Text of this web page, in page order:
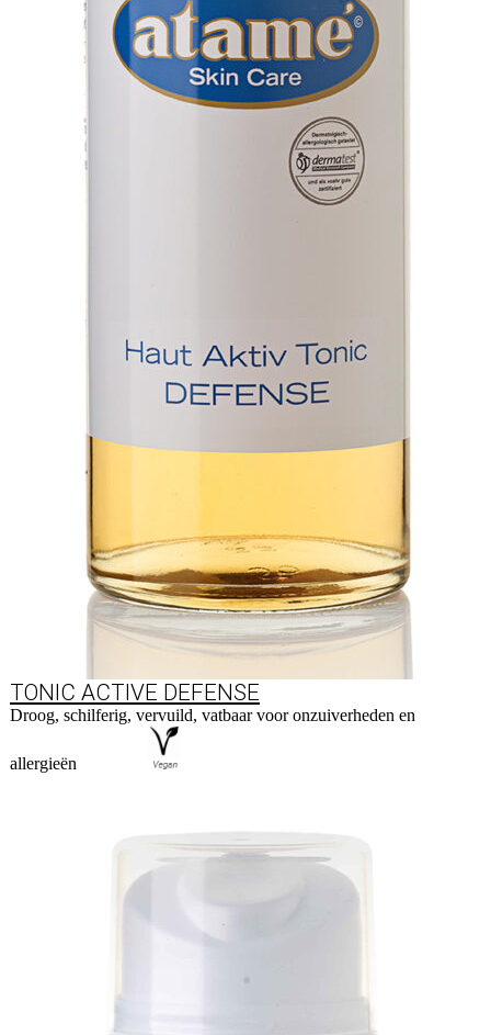
TONIC ACTIVE DEFENSE
Droog, schilferig, vervuild, vatbaar voor onzuiverheden en
allergieën